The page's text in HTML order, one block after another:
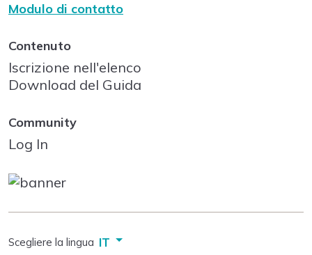
Modulo di contatto
Contenuto
Iscrizione nell'elenco
Download del Guida
Community
Log In
Scegliere la lingua IT